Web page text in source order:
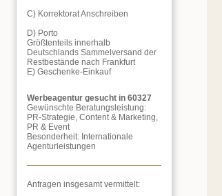
C) Korrektorat Anschreiben
D) Porto
Größtenteils innerhalb
Deutschlands Sammelversand der
Restbestände nach Frankfurt
E) Geschenke-Einkauf
Werbeagentur gesucht in 60327
Gewünschte Beratungsleistung:
PR-Strategie, Content & Marketing,
PR & Event
Besonderheit: Internationale
Agenturleistungen
Anfragen insgesamt vermittelt: